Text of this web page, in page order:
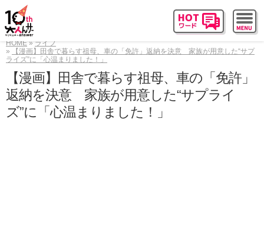
HOME
ライフ
【漫画】田舎で暮らす祖母、車の「免許」返納を決意 家族が用意した“サプ
ライズ”に「心温まりました！」
【漫画】田舎で暮らす祖母、車の「免許」
返納を決意 家族が用意した“サプライ
ズ”に「心温まりました！」